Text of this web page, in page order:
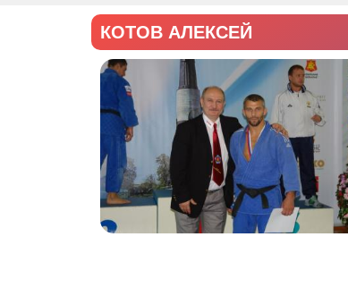
КОТОВ АЛЕКСЕЙ